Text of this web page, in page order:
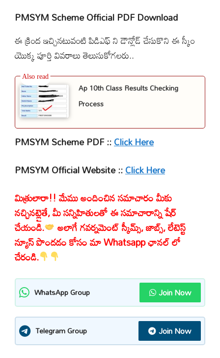
PMSYM Scheme Official PDF Download
ఈ క్రింద ఇచ్చినటువంటి పిడిఎఫ్ ని డౌన్లోడ్ చేసుకొని ఈ స్కీం
యొక్క పూర్తి వివరాలు తెలుసుకోగలరు..
Ap 10th Class Results Checking
Process
PMSYM Scheme PDF ::Click Here
PMSYM Official Website ::Click Here
మిత్రులారా!! మేము అందించిన సమాచారం మీకు
నచ్చినట్లైతే, మీ సన్నిహితులతో ఈ సమాచారాన్ని షేర్
చేయండి.
అలాగే గవర్నమెంట్ స్కీమ్స్, జాబ్స్, లేటెస్ట్
న్యూస్ పొందడం కోసం మా Whatsapp ఛానల్ లో
చేరండి.
WhatsApp Group Join Now
Telegram Group Join Now